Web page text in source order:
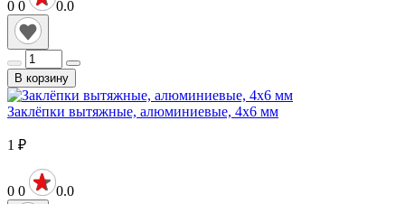
0 0 0.0
В корзину
Заклёпки вытяжные, алюминиевые, 4х6 мм
1 ₽
0 0 0.0